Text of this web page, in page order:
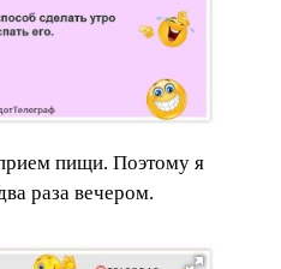
пищи. Поэтому я
раза вечером.